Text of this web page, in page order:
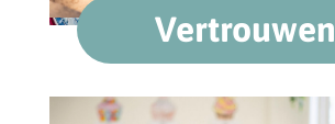
Vertrouwen